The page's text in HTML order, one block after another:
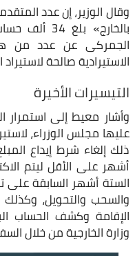
وقال الوزير، إن عدد
بالخارج»
الجمركى عن عدد من
الاستيرادية صالحة
التيسيرات الأخيرة
وأشار معيط إلى استمرار
عليها مجلس الوزراء،
ذلك إلغاء شرط إيداع
أشهر على الأقل ليتم
الستة أشهر السابقة على
والسحب والتحويل،
الإقامة وكشف الحساب
وزارة الخارجية من خلال